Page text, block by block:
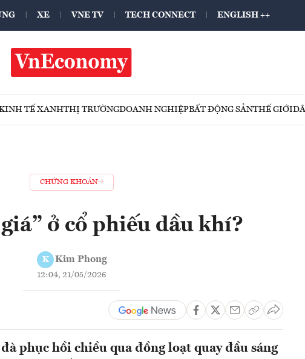
XE VNE TV TECH CONNECT ENGLISH ++
TẾ XANHTHỊ TRƯỜNGDOANH NGHIỆPBẤT ĐỘNG SẢNTHẾ GIỚI
CHỨNG KHOÁN
ở cổ phiếu dầu khí?
K Kim Phong
12:04, 21/05/2026
phục hồi chiều qua đồng loạt quay đầu sáng